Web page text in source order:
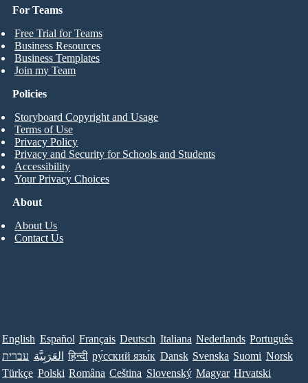
For Teams
Free Trial for Teams
Business Resources
Business Templates
Join my Team
About
About Us
Contact Us
Policies
Storyboard Copyright and Usage
Terms of Use
Privacy Policy
Privacy and Security for Schools and Students
Accessibility
Your Privacy Choices
English Español Français Deutsch Italiana Nederlands Português
עברית العَرَبِيَّة हिन्दी ру́сский язы́к Dansk Svenska Suomi Norsk
Türkçe Polski Româna Ceština Slovenský Magyar Hrvatski